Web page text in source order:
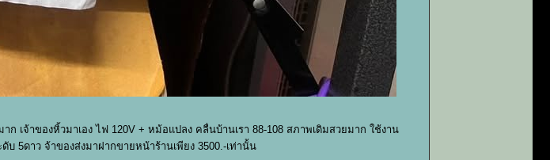
ก เจ้าของหิ้วมาเอง ไฟ 120V + หม้อแปลง คลื่นบ้านเรา 88-108 สภาพเดิมสวยมาก ใช้งาน
บ 5ดาว จ้าของส่งมาฝากขายหน้าร้านเพียง 3500.-เท่านั้น